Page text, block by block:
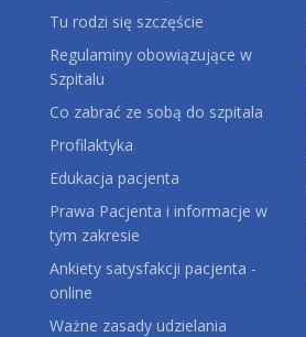
Tu rodzi się szczęście
Regulaminy obowiązujące w
Szpitalu
Co zabrać ze sobą do szpitala
Profilaktyka
Edukacja pacjenta
Prawa Pacjenta i informacje w
tym zakresie
Ankiety satysfakcji pacjenta -
online
Ważne zasady udzielania